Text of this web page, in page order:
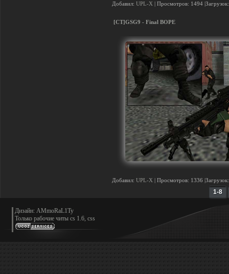
Добавил: UPL-X | Просмотров: 1494
[CT]GSG9 - Final BOPE
Добавил: UPL-X | Просмотров: 1336
1-8
Дизайн: AMmoRaL1Ty
Только рабочие читы cs 1.6, css